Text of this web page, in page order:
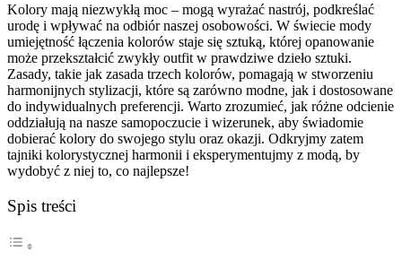
Kolory mają niezwykłą moc – mogą wyrażać nastrój, podkreślać
urodę i wpływać na odbiór naszej osobowości. W świecie mody
umiejętność łączenia kolorów staje się sztuką, której opanowanie
może przekształcić zwykły outfit w prawdziwe dzieło sztuki.
Zasady, takie jak zasada trzech kolorów, pomagają w stworzeniu
harmonijnych stylizacji, które są zarówno modne, jak i dostosowane
do indywidualnych preferencji. Warto zrozumieć, jak różne odcienie
oddziałują na nasze samopoczucie i wizerunek, aby świadomie
dobierać kolory do swojego stylu oraz okazji. Odkryjmy zatem
tajniki kolorystycznej harmonii i eksperymentujmy z modą, by
wydobyć z niej to, co najlepsze!
Spis treści